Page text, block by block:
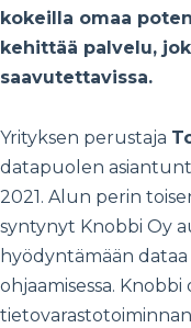
kokeilla omaa
kehittää palvelu,
saavutettavissa.
Yrityksen perustaja
datapuolen
2021. Alun perin
syntynyt Knobbi Oy
hyödyntämään
ohjaamisessa.